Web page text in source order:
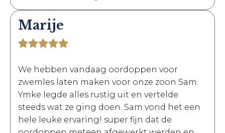
Marije
We hebben vandaag oordoppen voor
zwemles laten maken voor onze zoon Sam.
Ymke legde alles rustig uit en vertelde
steeds wat ze ging doen. Sam vond het een
hele leuke ervaring! super fijn dat de